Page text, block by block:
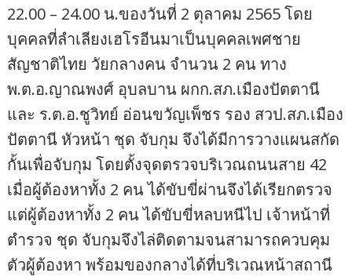
22.00 – 24.00 น.ของวันที่ 2 ตุลาคม 2565 โดย
บุคคลที่ลำเลียงเฮโรอีนมาเป็นบุคคลเพศชาย
สัญชาติไทย วัยกลางคน จำนวน 2 คน ทาง
พ.ต.อ.ญาณพงศ์ อุบลบาน ผกก.สภ.เมืองปัตตานี
และ ร.ต.อ.ชูวิทย์ อ่อนขวัญเพ็ชร รอง สวป.สภ.เมือง
ปัตตานี หัวหน้า ชุด จับกุม จึงได้มีการวางแผนสกัด
กั้นเพื่อจับกุม โดยตั้งจุดตรวจบริเวณถนนสาย 42
เมื่อผู้ต้องหาทั้ง 2 คน ได้ขับขี่ผ่านจึงได้เรียกตรวจ
แต่ผู้ต้องหาทั้ง 2 คน ได้ขับขี่หลบหนีไป เจ้าหน้าที่
ตำรวจ ชุด จับกุมจึงไล่ติดตามจนสามารถควบคุม
ตัวผู้ต้องหา พร้อมของกลางได้ที่บริเวณหน้าสถานี